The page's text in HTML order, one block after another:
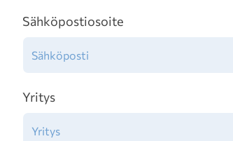
Sähköpostiosoite
Yritys